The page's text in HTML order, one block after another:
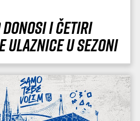
i četiri
ulaznice u sezoni